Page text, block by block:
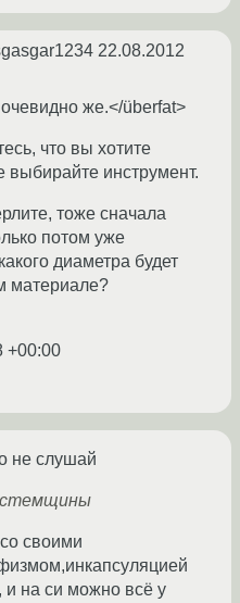
22.08.2012
же.</überfat>
что вы хотите
выбирайте инструмент.
тоже сначала
потом уже
диаметра будет
материале?
+00:00
не слушай
своими
на си можно всё у